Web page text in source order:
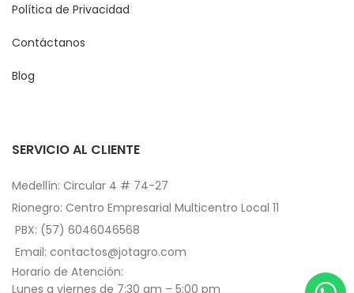
Política de Privacidad
Contáctanos
Blog
SERVICIO AL CLIENTE
Medellín: Circular 4 # 74-27
Rionegro: Centro Empresarial Multicentro Local 11
PBX: (57) 6046046568
Email: contactos@jotagro.com
Horario de Atención:
Lunes a viernes de 7:30 am – 5:00 pm